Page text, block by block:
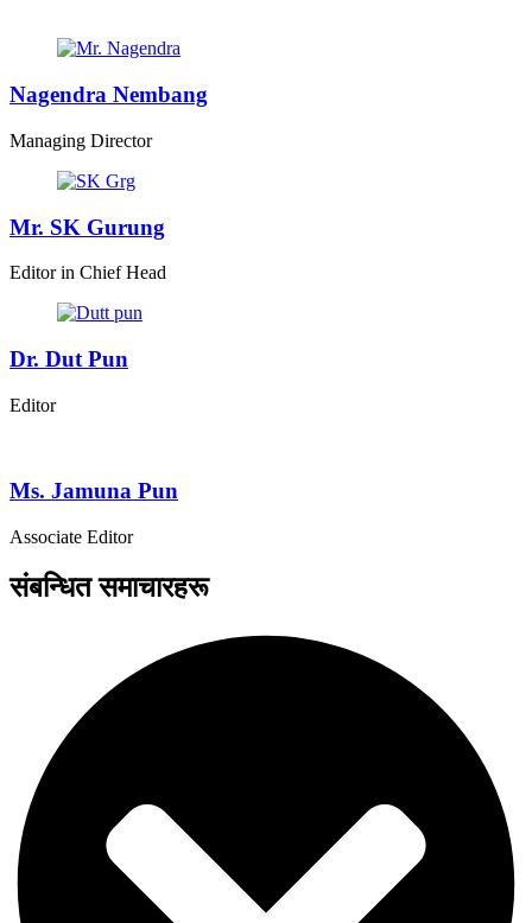
Nagendra Nembang
Managing Director
Mr. SK Gurung
Editor in Chief Head
Dr. Dut Pun
Editor
Ms. Jamuna Pun
Associate Editor
संबन्धित समाचारहरू